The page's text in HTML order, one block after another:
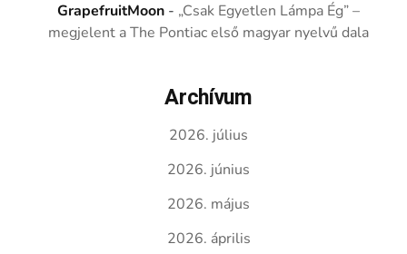
GrapefruitMoon - „Csak Egyetlen Lámpa Ég” –
megjelent a The Pontiac első magyar nyelvű dala
Archívum
2026. július
2026. június
2026. május
2026. április